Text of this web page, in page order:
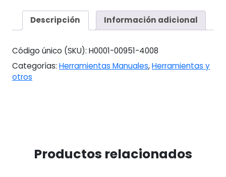
Descripción Información adicional
Código único (SKU): H0001-00951-4008
Categorías: Herramientas Manuales,Herramientas y
otros
Productos relacionados